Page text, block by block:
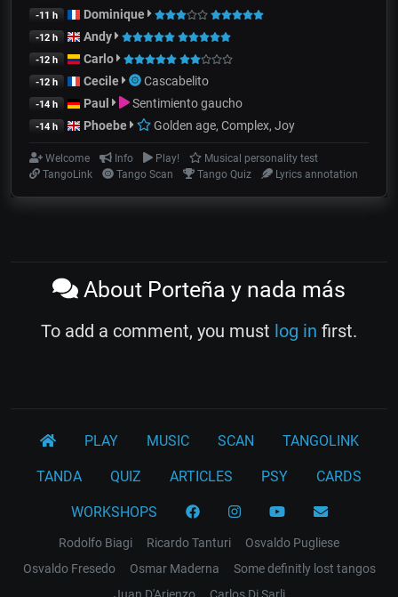
-11 h Dominique
-12 h Andy
-12 h Carlo
-12 h Cecile Cascabelito
-14 h Paul Sentimiento gaucho
-14 h Phoebe Golden age, Complex, Joy
Welcome Info Play!
Musical personality test
TangoLink
Tango Scan Tango Quiz Lyrics annotation
About Porteña y nada más
To add a comment, you must log in first.
PLAY MUSIC SCAN TANGOLINK
TANDA QUIZ ARTICLES PSY CARDS
WORKSHOPS
Rodolfo Biagi Ricardo Tanturi
Osvaldo Pugliese
Osvaldo Fresedo
Osmar Maderna
Some definitly lost tangos
Juan D'Arienzo
Carlos Di Sarli